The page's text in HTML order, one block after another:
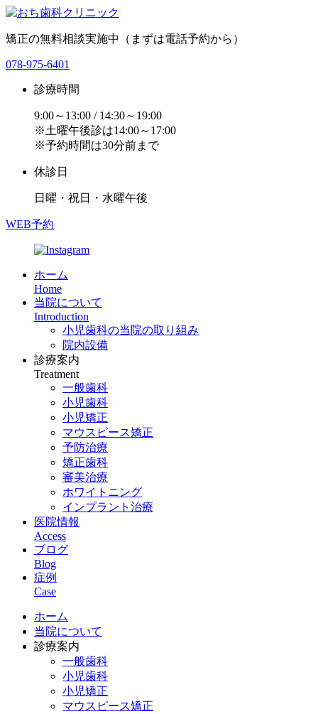
矯正の無料相談実施中（まずは電話予約から）
078-975-6401
診療時間
9:00～13:00 / 14:30～19:00
※土曜午後診は14:00～17:00
※予約時間は30分前まで
休診日
日曜・祝日・水曜午後
WEB予約
ホーム
Home
当院について
Introduction
小児歯科の当院の取り組み
院内設備
診療案内
Treatment
一般歯科
小児歯科
小児矯正
マウスピース矯正
予防治療
矯正歯科
審美治療
ホワイトニング
インプラント治療
医院情報
Access
ブログ
Blog
症例
Case
ホーム
当院について
診療案内
一般歯科
小児歯科
小児矯正
マウスピース矯正